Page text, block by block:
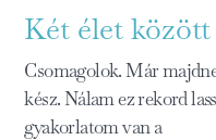
Két élet között
Csomagolok. Már
kész. Nálam ez rekord
gyakorlatom van a